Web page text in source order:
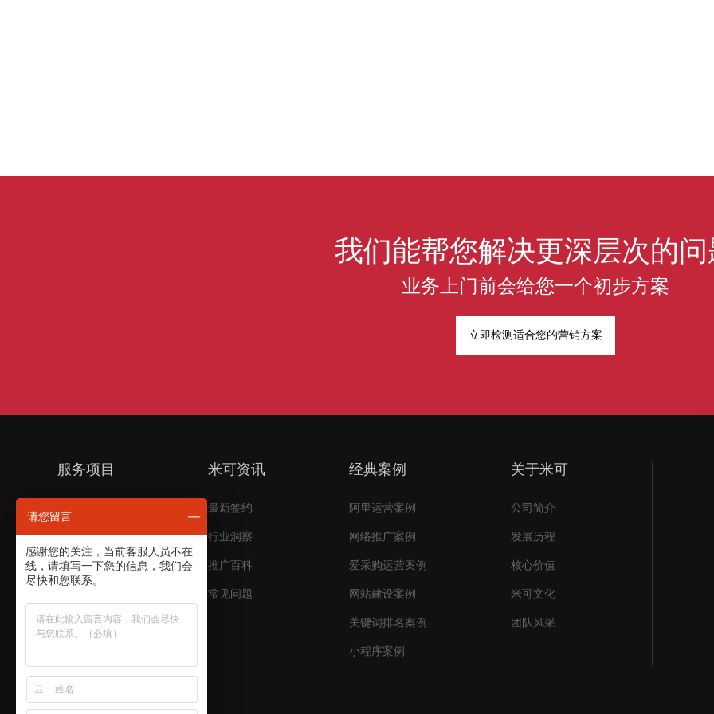
我们能帮您解决更深层次的问
业务上门前会给您一个初步方案
立即检测适合您的营销方案
服务项目
电商代运营
搜索引擎推广
平台开发
米可资讯
最新签约
行业洞察
推广百科
常见问题
经典案例
阿里运营案例
网络推广案例
爱采购运营案例
网站建设案例
关键词排名案例
小程序案例
关于米可
公司简介
发展历程
核心价值
米可文化
团队风采
请您留言
感谢您的关注，当前客服人员不在
线，请填写一下您的信息，我们会
尽快和您联系。